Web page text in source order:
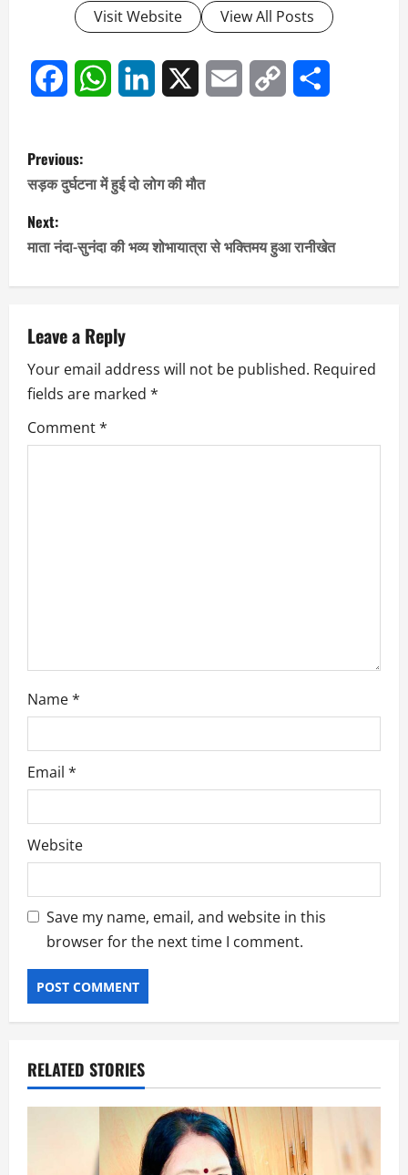
Visit Website View All Posts
FacebookWhatsAppLinkedIn Email
Copy
P
o
s
t
a
v
i
g
Previous:
सड़क दुर्घटना में हुई दो लोग की मौत
Next:
माता नंदा-सुनंदा की भव्य शोभायात्रा से भक्तिमय हुआ रानीखेत
Leave a Reply
Your email address will not be published. Required
fields are marked *
Comment*
Name*
Email *
Website
Save my name, email, and website in this
browser for the next time I comment.
RELATED STORIES